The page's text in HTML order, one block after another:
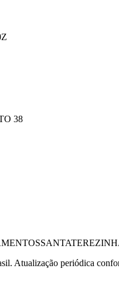
38
Atualização periódica